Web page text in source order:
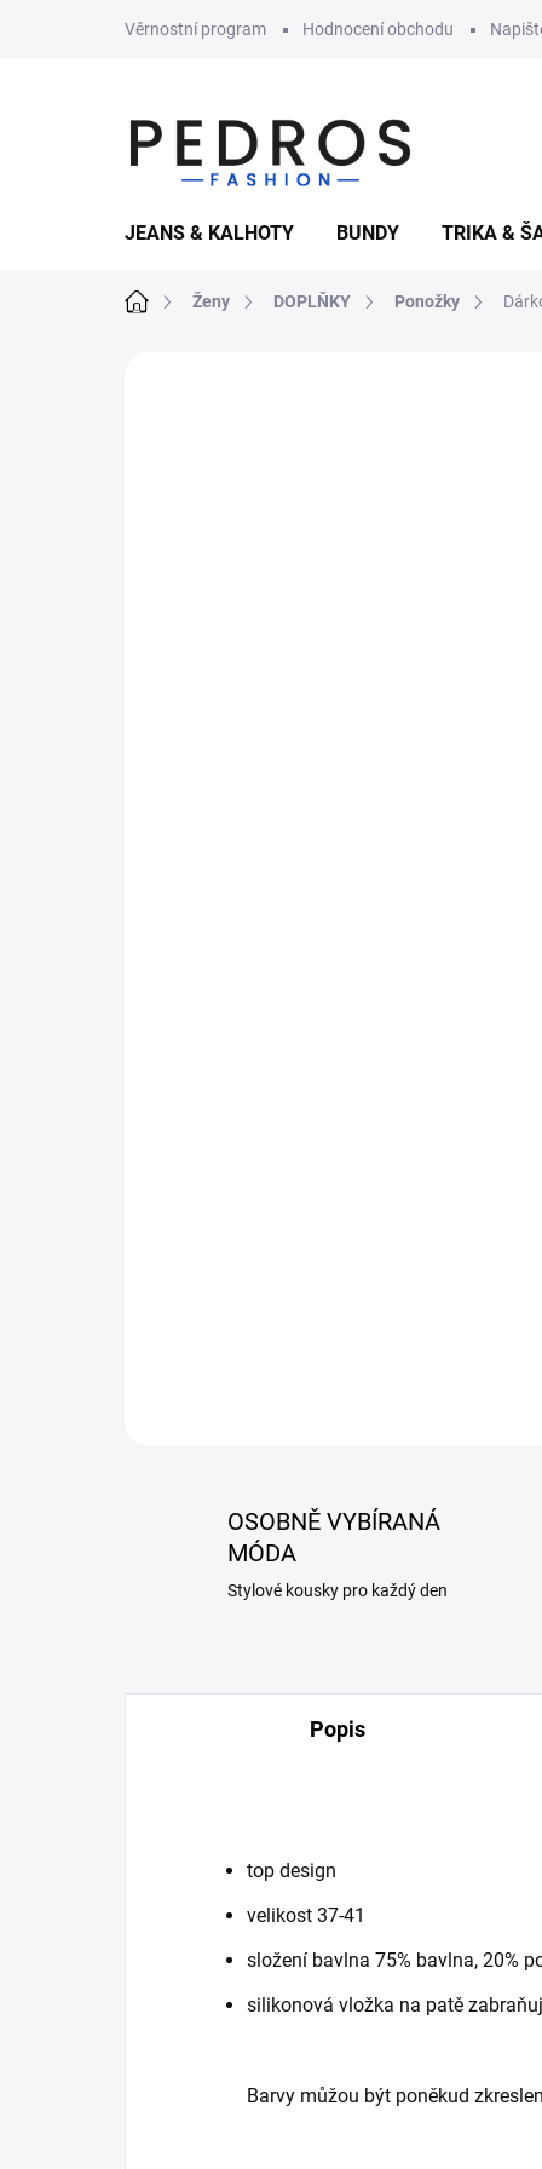
Věrnostní program Hodnocení obchodu
JEANS & KALHOTY BUNDY TRIKA &
Domů Ženy DOPLŇKY Ponožky
OSOBNĚ VYBÍRANÁ
MÓDA
Stylové kousky pro každý den
Popis
top design
velikost 37-41
složení bavlna 75% bavlna, 20%
silikonová vložka na patě
Barvy můžou být poněkud